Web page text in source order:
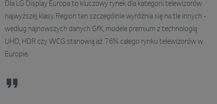
Dla LG Display Europa to kluczowy rynek dla kategorii telewizorów
najwyższej klasy. Region ten szczególnie wyróżnia się na tle innych -
według najnowszych danych GfK, modele premium z technologią
UHD, HDR czy WCG stanowią aż 76% całego rynku telewizorów w
Europie.